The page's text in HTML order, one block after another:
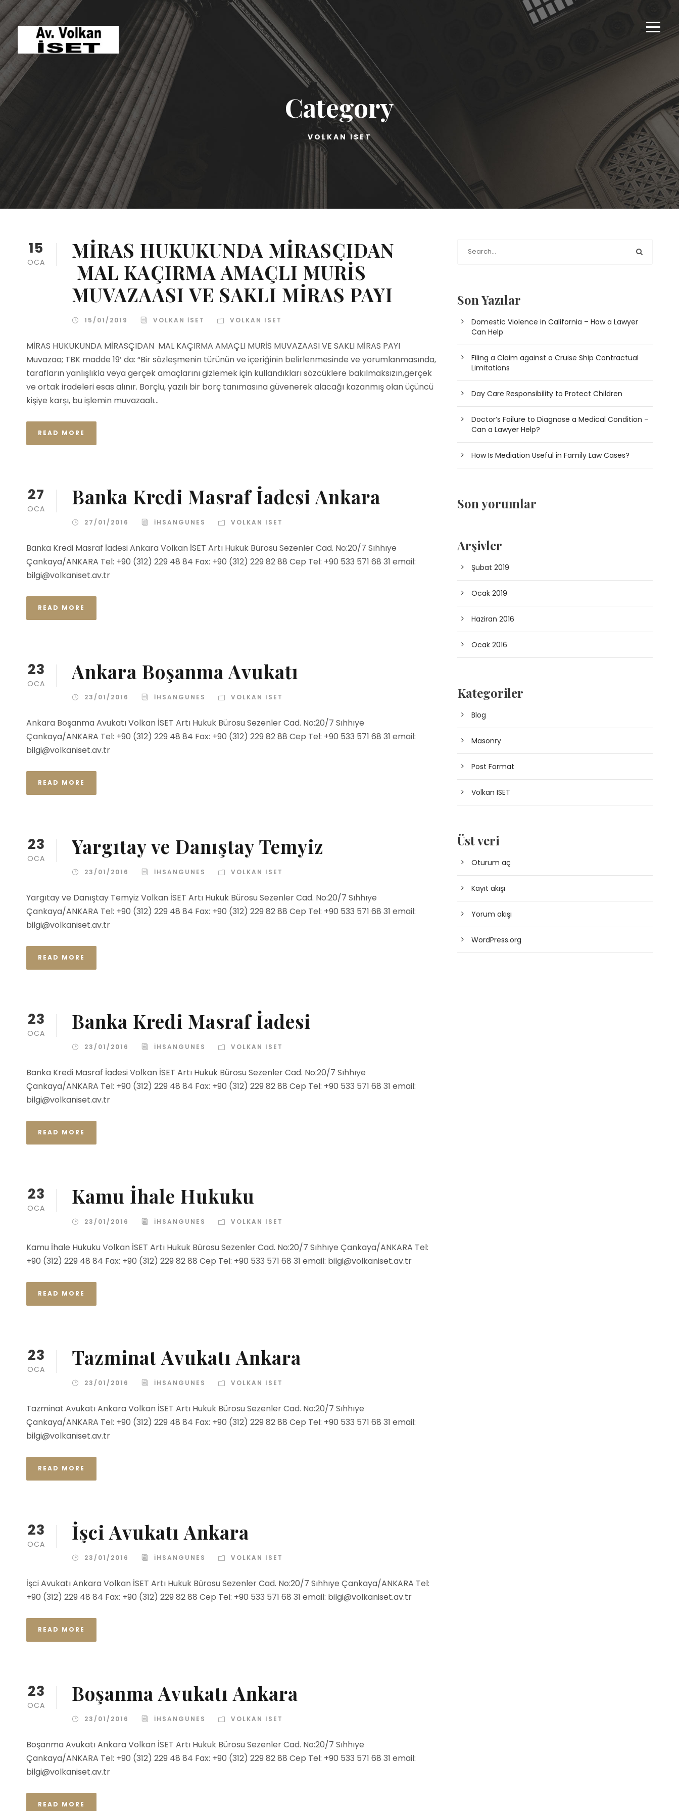
Category
VOLKAN ISET
15
OCA
MİRAS HUKUKUNDA MİRASÇIDAN
MAL KAÇIRMA AMAÇLI MURİS
MUVAZAASI VE SAKLI MİRAS PAYI
15/01/2019 VOLKAN İSET VOLKAN ISET
MİRAS HUKUKUNDA MİRASÇIDAN MAL KAÇIRMA AMAÇLI MURİS MUVAZAASI VE SAKLI MİRAS PAYI
Muvazaa; TBK madde 19’ da: “Bir sözleşmenin türünün ve içeriğinin belirlenmesinde ve yorumlanmasında,
tarafların yanlışlıkla veya gerçek amaçlarını gizlemek için kullandıkları sözcüklere bakılmaksızın,gerçek
ve ortak iradeleri esas alınır. Borçlu, yazılı bir borç tanımasına güvenerek alacağı kazanmış olan üçüncü
kişiye karşı, bu işlemin muvazaalı...
READ MORE
27
OCA Banka Kredi Masraf İadesi Ankara
27/01/2016 IHSANGUNES VOLKAN ISET
Banka Kredi Masraf İadesi Ankara Volkan İSET Artı Hukuk Bürosu Sezenler Cad. No:20/7 Sıhhıye
Çankaya/ANKARA Tel: +90 (312) 229 48 84 Fax: +90 (312) 229 82 88 Cep Tel: +90 533 571 68 31 email:
bilgi@volkaniset.av.tr
READ MORE
23
OCA Ankara Boşanma Avukatı
23/01/2016 IHSANGUNES VOLKAN ISET
Ankara Boşanma Avukatı Volkan İSET Artı Hukuk Bürosu Sezenler Cad. No:20/7 Sıhhıye
Çankaya/ANKARA Tel: +90 (312) 229 48 84 Fax: +90 (312) 229 82 88 Cep Tel: +90 533 571 68 31 email:
bilgi@volkaniset.av.tr
READ MORE
23
OCA Yargıtay ve Danıştay Temyiz
23/01/2016 IHSANGUNES VOLKAN ISET
Yargıtay ve Danıştay Temyiz Volkan İSET Artı Hukuk Bürosu Sezenler Cad. No:20/7 Sıhhıye
Çankaya/ANKARA Tel: +90 (312) 229 48 84 Fax: +90 (312) 229 82 88 Cep Tel: +90 533 571 68 31 email:
bilgi@volkaniset.av.tr
READ MORE
23
OCA Banka Kredi Masraf İadesi
23/01/2016 IHSANGUNES VOLKAN ISET
Banka Kredi Masraf İadesi Volkan İSET Artı Hukuk Bürosu Sezenler Cad. No:20/7 Sıhhıye
Çankaya/ANKARA Tel: +90 (312) 229 48 84 Fax: +90 (312) 229 82 88 Cep Tel: +90 533 571 68 31 email:
bilgi@volkaniset.av.tr
READ MORE
23
OCA Kamu İhale Hukuku
23/01/2016 IHSANGUNES VOLKAN ISET
Kamu İhale Hukuku Volkan İSET Artı Hukuk Bürosu Sezenler Cad. No:20/7 Sıhhıye Çankaya/ANKARA Tel:
+90 (312) 229 48 84 Fax: +90 (312) 229 82 88 Cep Tel: +90 533 571 68 31 email: bilgi@volkaniset.av.tr
READ MORE
23
OCA Tazminat Avukatı Ankara
23/01/2016 IHSANGUNES VOLKAN ISET
Tazminat Avukatı Ankara Volkan İSET Artı Hukuk Bürosu Sezenler Cad. No:20/7 Sıhhıye
Çankaya/ANKARA Tel: +90 (312) 229 48 84 Fax: +90 (312) 229 82 88 Cep Tel: +90 533 571 68 31 email:
bilgi@volkaniset.av.tr
READ MORE
23
OCA İşci Avukatı Ankara
23/01/2016 IHSANGUNES VOLKAN ISET
İşci Avukatı Ankara Volkan İSET Artı Hukuk Bürosu Sezenler Cad. No:20/7 Sıhhıye Çankaya/ANKARA Tel:
+90 (312) 229 48 84 Fax: +90 (312) 229 82 88 Cep Tel: +90 533 571 68 31 email: bilgi@volkaniset.av.tr
READ MORE
23
OCA Boşanma Avukatı Ankara
23/01/2016 IHSANGUNES VOLKAN ISET
Boşanma Avukatı Ankara Volkan İSET Artı Hukuk Bürosu Sezenler Cad. No:20/7 Sıhhıye
Çankaya/ANKARA Tel: +90 (312) 229 48 84 Fax: +90 (312) 229 82 88 Cep Tel: +90 533 571 68 31 email:
bilgi@volkaniset.av.tr
READ MORE
Son Yazılar
Domestic Violence in California – How a Lawyer
Can Help
Filing a Claim against a Cruise Ship Contractual
Limitations
Day Care Responsibility to Protect Children
Doctor’s Failure to Diagnose a Medical Condition –
Can a Lawyer Help?
How Is Mediation Useful in Family Law Cases?
Son yorumlar
Arşivler
Şubat 2019
Ocak 2019
Haziran 2016
Ocak 2016
Kategoriler
Blog
Masonry
Post Format
Volkan ISET
Üst veri
Oturum aç
Kayıt akışı
Yorum akışı
WordPress.org